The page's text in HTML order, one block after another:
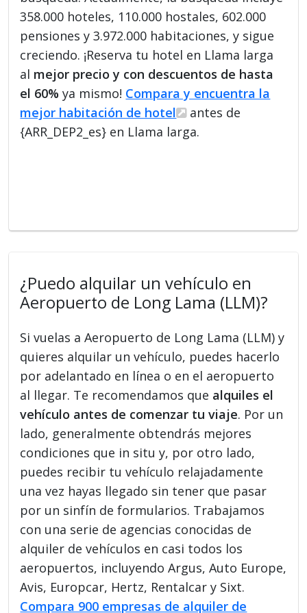
358.000 hoteles, 110.000 hostales, 602.000
pensiones y 3.972.000 habitaciones, y sigue
creciendo. ¡Reserva tu hotel en Llama larga
al mejor precio y con descuentos de hasta
el 60% ya mismo! Compara y encuentra la
mejor habitación de hotel
antes de
{ARR_DEP2_es} en Llama larga.
¿Puedo alquilar un vehículo en
Aeropuerto de Long Lama (LLM)?
Si vuelas a Aeropuerto de Long Lama (LLM) y
quieres alquilar un vehículo, puedes hacerlo
por adelantado en línea o en el aeropuerto
al llegar. Te recomendamos que alquiles el
vehículo antes de comenzar tu viaje. Por un
lado, generalmente obtendrás mejores
condiciones que in situ y, por otro lado,
puedes recibir tu vehículo relajadamente
una vez hayas llegado sin tener que pasar
por un sinfín de formularios. Trabajamos
con una serie de agencias conocidas de
alquiler de vehículos en casi todos los
aeropuertos, incluyendo Argus, Auto Europe,
Avis, Europcar, Hertz, Rentalcar y Sixt.
Compara 900 empresas de alquiler de